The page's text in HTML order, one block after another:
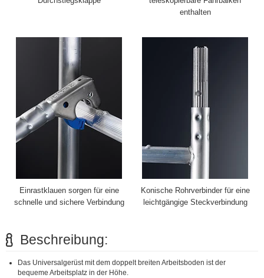
enthalten
Einrastklauen sorgen für eine
schnelle und sichere Verbindung
Konische Rohrverbinder für eine
leichtgängige Steckverbindung
Beschreibung:
Das Universalgerüst mit dem doppelt breiten Arbeitsboden ist der
bequeme Arbeitsplatz in der Höhe.